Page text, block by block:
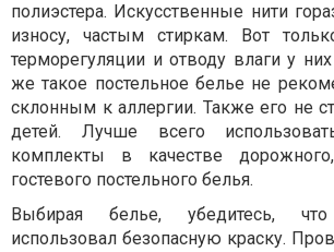
полиэстера. Искусственные нити
износу, частым стиркам. Вот
терморегуляции и отводу влаги у
же такое постельное белье не
склонным к аллергии. Также его не
детей. Лучше всего
комплекты в качестве
гостевого постельного белья.
Выбирая белье, убедитесь, что
использовал безопасную краску.